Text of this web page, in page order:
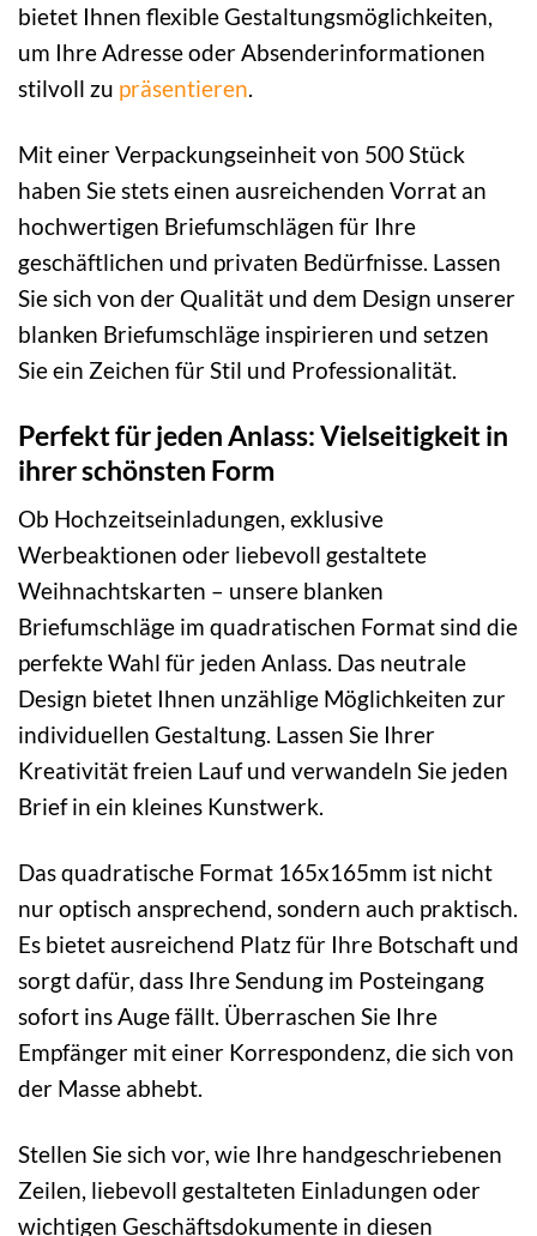
bietet Ihnen flexible Gestaltungsmöglichkeiten,
um Ihre Adresse oder Absenderinformationen
stilvoll zu präsentieren.
Mit einer Verpackungseinheit von 500 Stück
haben Sie stets einen ausreichenden Vorrat an
hochwertigen Briefumschlägen für Ihre
geschäftlichen und privaten Bedürfnisse. Lassen
Sie sich von der Qualität und dem Design unserer
blanken Briefumschläge inspirieren und setzen
Sie ein Zeichen für Stil und Professionalität.
Perfekt für jeden Anlass: Vielseitigkeit in
ihrer schönsten Form
Ob Hochzeitseinladungen, exklusive
Werbeaktionen oder liebevoll gestaltete
Weihnachtskarten – unsere blanken
Briefumschläge im quadratischen Format sind die
perfekte Wahl für jeden Anlass. Das neutrale
Design bietet Ihnen unzählige Möglichkeiten zur
individuellen Gestaltung. Lassen Sie Ihrer
Kreativität freien Lauf und verwandeln Sie jeden
Brief in ein kleines Kunstwerk.
Das quadratische Format 165x165mm ist nicht
nur optisch ansprechend, sondern auch praktisch.
Es bietet ausreichend Platz für Ihre Botschaft und
sorgt dafür, dass Ihre Sendung im Posteingang
sofort ins Auge fällt. Überraschen Sie Ihre
Empfänger mit einer Korrespondenz, die sich von
der Masse abhebt.
Stellen Sie sich vor, wie Ihre handgeschriebenen
Zeilen, liebevoll gestalteten Einladungen oder
wichtigen Geschäftsdokumente in diesen